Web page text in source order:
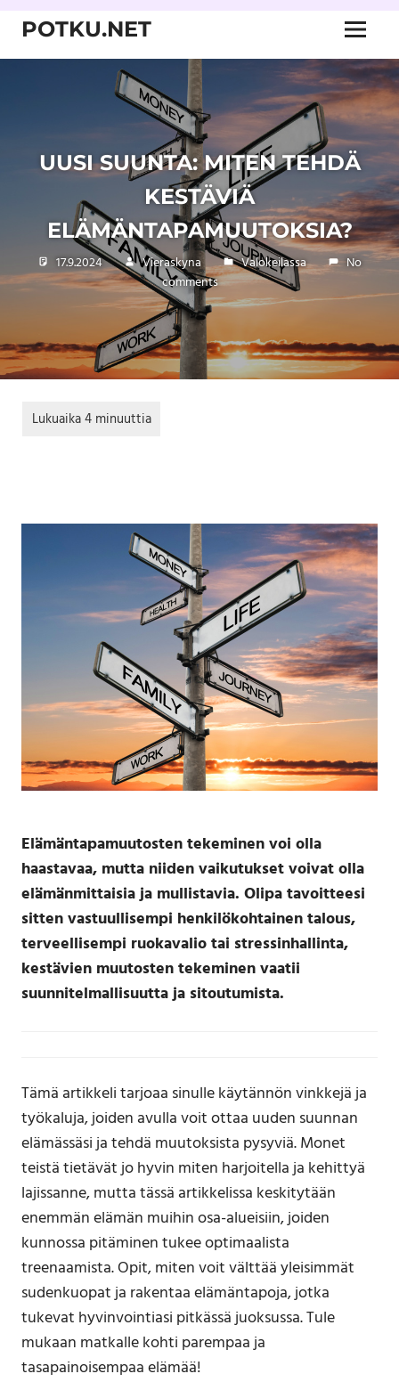
content
POTKU.NET
kamppailulajien
Menu
UUSI SUUNTA: MITEN TEHDÄ
KESTÄVIÄ
ELÄMÄNTAPAMUUTOKSIA?
17.9.2024 Vieraskyna Valokeilassa
No
comments
Elämäntapamuutosten tekeminen voi olla
haastavaa, mutta niiden vaikutukset voivat olla
elämänmittaisia ja mullistavia. Olipa tavoitteesi
sitten vastuullisempi henkilökohtainen talous,
terveellisempi ruokavalio tai stressinhallinta,
kestävien muutosten tekeminen vaatii
suunnitelmallisuutta ja sitoutumista.
Tämä artikkeli tarjoaa sinulle käytännön vinkkejä ja
työkaluja, joiden avulla voit ottaa uuden suunnan
elämässäsi ja tehdä muutoksista pysyviä. Monet
teistä tietävät jo hyvin miten harjoitella ja kehittyä
lajissanne, mutta tässä artikkelissa keskitytään
enemmän elämän muihin osa-alueisiin, joiden
kunnossa pitäminen tukee optimaalista
treenaamista. Opit, miten voit välttää yleisimmät
sudenkuopat ja rakentaa elämäntapoja, jotka
tukevat hyvinvointiasi pitkässä juoksussa. Tule
mukaan matkalle kohti parempaa ja
tasapainoisempaa elämää!